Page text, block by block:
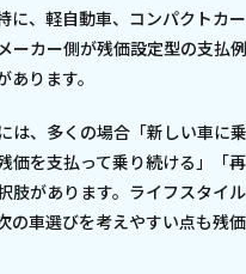
に、軽自動車、コンパクトカ
ーカー側が残価設定型の支払
あります。
は、多くの場合「新しい車に
価を支払って乗り続ける」「
肢があります。ライフスタイ
の車選びを考えやすい点も残